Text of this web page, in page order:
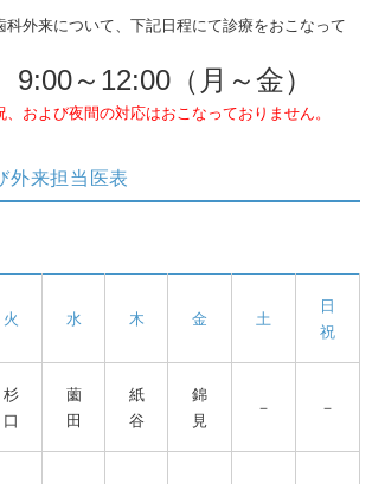
科外来について、下記日程にて診療をおこなって
～12:00（月～金）
および夜間の対応はおこなっておりません。
外来担当医表
火 水 木 金 土
日
祝
杉
口
薗
田
紙
谷
錦
見
－ －